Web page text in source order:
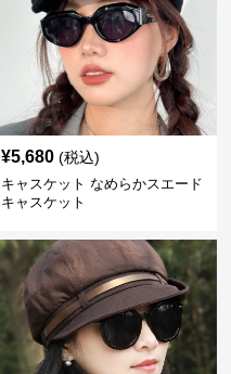
¥5,680 (税込)
キャスケット なめらかスエード
キャスケット